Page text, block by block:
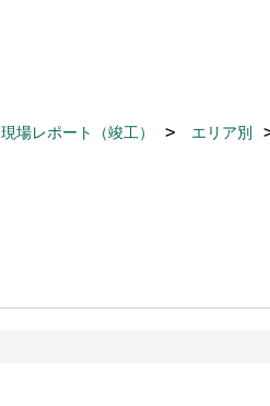
現場レポート（竣工） エリア別